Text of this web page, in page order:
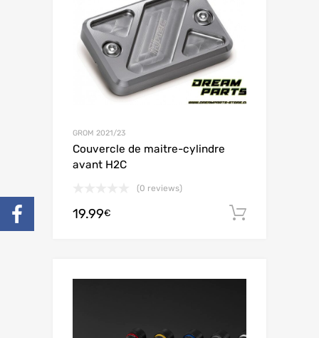
GROM 2021/23
Couvercle de maitre-cylindre
avant H2C
(0 reviews)
19.99€